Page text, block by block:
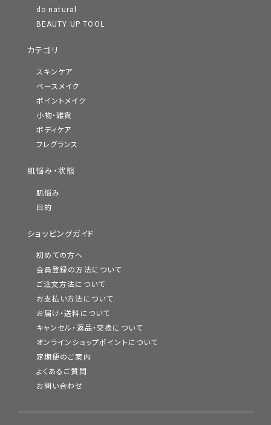
do natural
BEAUTY UP TOOL
カテゴリ
スキンケア
ベースメイク
ポイントメイク
小物・雑貨
ボディケア
フレグランス
肌悩み・状態
肌悩み
目的
ショッピングガイド
初めての方へ
会員登録の方法について
ご注文方法について
お支払い方法について
お届け・送料について
キャンセル・返品・交換について
オンラインショップポイントについて
定期便のご案内
よくあるご質問
お問い合わせ